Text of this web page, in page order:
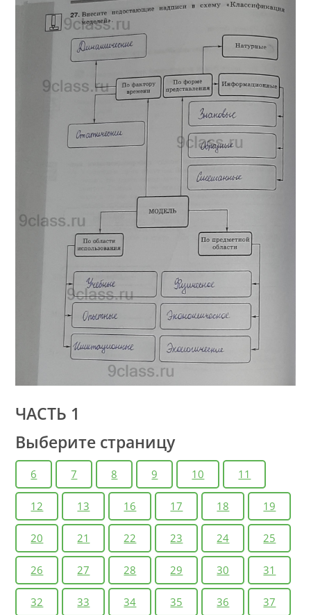
ЧАСТЬ 1
Выберите страницу
6 7 8 9 10 11
12 13 16 17 18 19
20 21 22 23 24 25
26 27 28 29 30 31
32 33 34 35 36 37